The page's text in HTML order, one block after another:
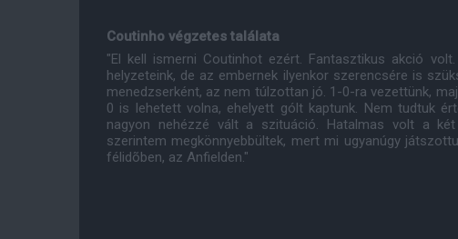
Coutinho végzetes találata
"El kell ismerni Coutinhot ezért. Fantasztikus akció
helyzeteink, de az embernek ilyenkor szerencsére is
menedzserként, az nem túlzottan jó. 1-0-ra vezettünk,
0 is lehetett volna, ehelyett gólt kaptunk. Nem tudtuk
nagyon nehézzé vált a szituáció. Hatalmas volt a
szerintem megkönnyebbültek, mert mi ugyanúgy
félidõben, az Anfielden."